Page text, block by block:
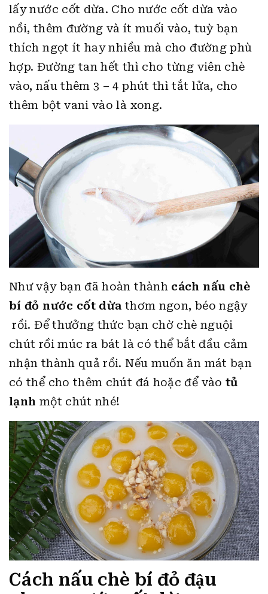
lấy nước cốt dừa. Cho nước cốt dừa vào
nồi, thêm đường và ít muối vào, tuỳ bạn
thích ngọt ít hay nhiều mà cho đường phù
hợp. Đường tan hết thì cho từng viên chè
vào, nấu thêm 3 – 4 phút thì tắt lửa, cho
thêm bột vani vào là xong.
Như vậy bạn đã hoàn thành cách nấu chè
bí đỏ nước cốt dừa thơm ngon, béo ngậy
rồi. Để thưởng thức bạn chờ chè nguội
chút rồi múc ra bát là có thể bắt đầu cảm
nhận thành quả rồi. Nếu muốn ăn mát bạn
có thể cho thêm chút đá hoặc để vào tủ
lạnh một chút nhé!
Cách nấu chè bí đỏ đậu